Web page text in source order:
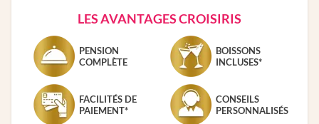
LES AVANTAGES CROISIRIS
PENSION
COMPLÈTE
BOISSONS
INCLUSES*
FACILITÉS DE
PAIEMENT*
CONSEILS
PERSONNALISÉS